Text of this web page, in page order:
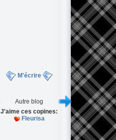
M'écrire
Autre blog
J'aime ces copines:
Fleurisa